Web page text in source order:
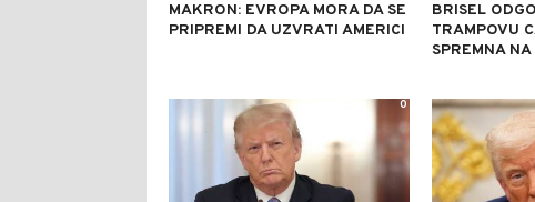
MAKRON: EVROPA MORA DA SE
PRIPREMI DA UZVRATI AMERICI
BRISEL
TRAMPOVU
SPREMNA
0